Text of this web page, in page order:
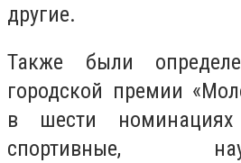
другие.
Также были
городской премии
в шести номинациях
спортивные,